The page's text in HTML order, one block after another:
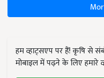
हम व्हाट्सएप पर हैं! कृषि से
मोबाइल में पढ़ने के लिए हमारे